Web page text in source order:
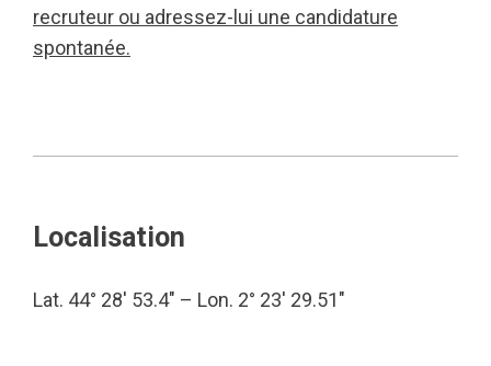
recruteur ou adressez-lui une candidature
spontanée.
Localisation
Lat. 44° 28′ 53.4″ – Lon. 2° 23′ 29.51″